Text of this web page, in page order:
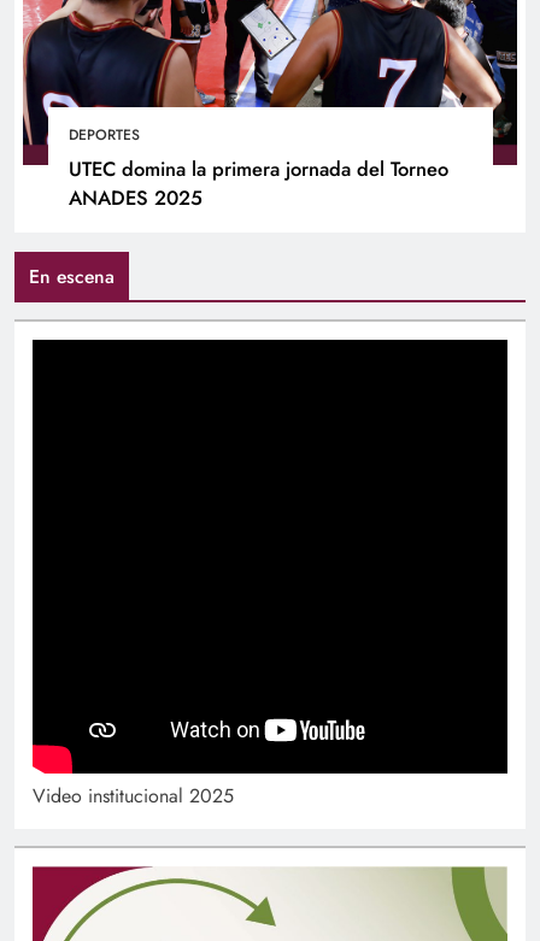
DEPORTES
UTEC domina la primera jornada del Torneo
ANADES 2025
En escena
Video institucional 2025